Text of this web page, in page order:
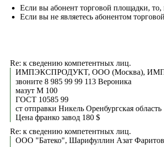
Если вы абонент торговой площадки, то,
Если вы не являетесь абонентом
Re: к сведению компетентных лиц.
ИМПЭКСПРОДУКT, ООО (Москва),
звоните 8 985 99 99 113 Вероника
мазут М 100
ГОСТ 10585 99
ст отправки Никель Оренбургская область
Цена франко завод 180 $
Re: к сведению компетентных лиц.
ООО "Батеко", Шарифуллин Азат